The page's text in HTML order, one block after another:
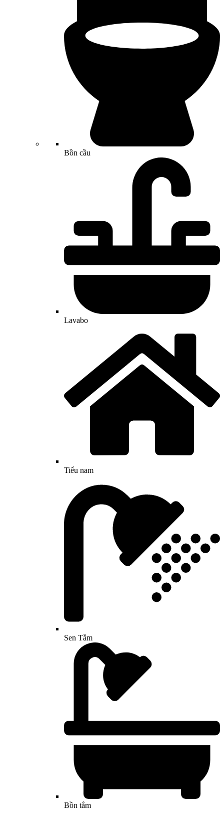
Bồn cầu
Lavabo
Tiểu nam
Sen Tắm
Bồn tắm